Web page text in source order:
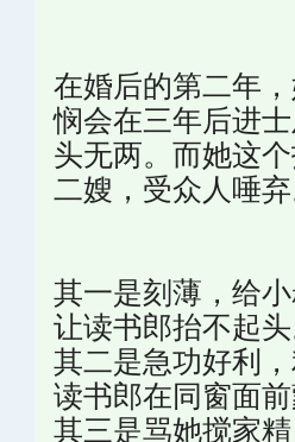
在婚后的第二年
悯会在三年后进
头无两。而她这
二嫂，受众人唾
其一是刻薄，给
让读书郎抬不起
其二是急功好利
读书郎在同窗面
其三是骂她搅家